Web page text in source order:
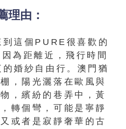
理由：
這個PURE很喜歡的
為距離近，飛行時間
婚紗自由行。澳門猶
，陽光灑落在歐風與
，繽紛的巷弄中，黃
轉個彎，可能是寧靜
或者是寂靜奢華的古